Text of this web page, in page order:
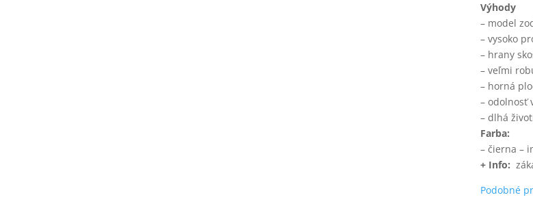
Výhody
– model
– vysoko
– hrany
– veľmi
– horná
– odolnosť
– dlhá
Farba:
– čierna –
+ Info:
Podobné